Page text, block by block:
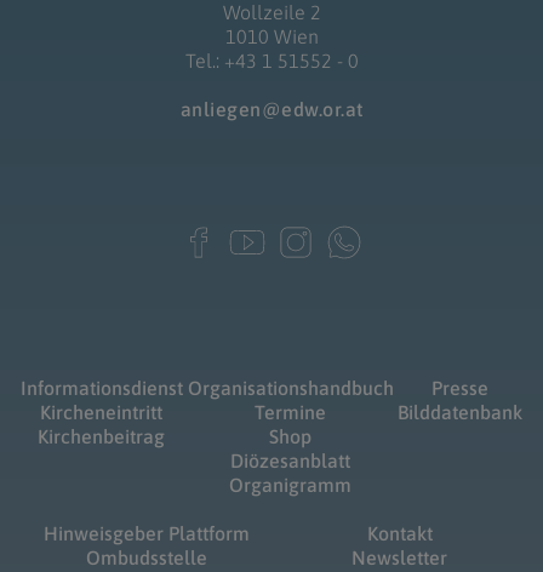
Wollzeile 2
1010 Wien
Tel.: +43 1 51552 - 0
anliegen@edw.or.at
Informationsdienst
Kircheneintritt
Kirchenbeitrag
Organisationshandbuch
Termine
Shop
Diözesanblatt
Organigramm
Presse
Bilddatenbank
Hinweisgeber Plattform
Ombudsstelle
Kontakt
Newsletter